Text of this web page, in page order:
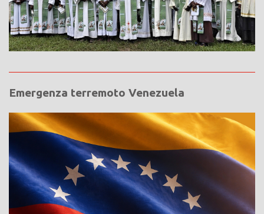
Emergenza terremoto Venezuela